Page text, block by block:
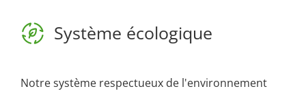
Système écologique
Notre système respectueux de l'environnement